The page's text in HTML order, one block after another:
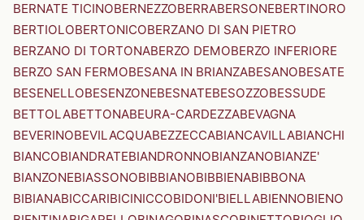
BERNATE TICINOBERNEZZOBERRABERSONEBERTINORO
BERTIOLOBERTONICOBERZANO DI SAN PIETRO
BERZANO DI TORTONABERZO DEMOBERZO INFERIORE
BERZO SAN FERMOBESANA IN BRIANZABESANOBESATE
BESENELLOBESENZONEBESNATEBESOZZOBESSUDE
BETTOLABETTONABEURA-CARDEZZABEVAGNA
BEVERINOBEVILACQUABEZZECCABIANCAVILLABIANCHI
BIANCOBIANDRATEBIANDRONNOBIANZANOBIANZE'
BIANZONEBIASSONOBIBBIANOBIBBIENABIBBONA
BIBIANABICCARIBICINICCOBIDONI'BIELLABIENNOBIENO